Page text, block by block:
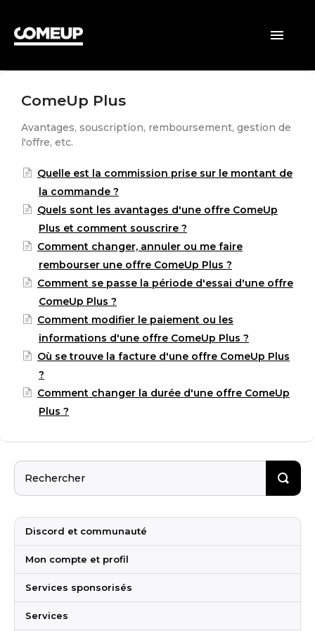
Toggle
VENDEURS
ComeUp Plus
Avantages, souscription, remboursement, gestion de
l'offre, etc.
Quelle est la commission prise sur le montant de
la commande ?
Quels sont les avantages d'une offre ComeUp
Plus et comment souscrire ?
Comment changer, annuler ou me faire
rembourser une offre ComeUp Plus ?
Comment se passe la période d'essai d'une offre
ComeUp Plus ?
Comment modifier le paiement ou les
informations d'une offre ComeUp Plus ?
Où se trouve la facture d'une offre ComeUp Plus
?
Comment changer la durée d'une offre ComeUp
Plus ?
Discord et communauté
Mon compte et profil
Services sponsorisés
Services